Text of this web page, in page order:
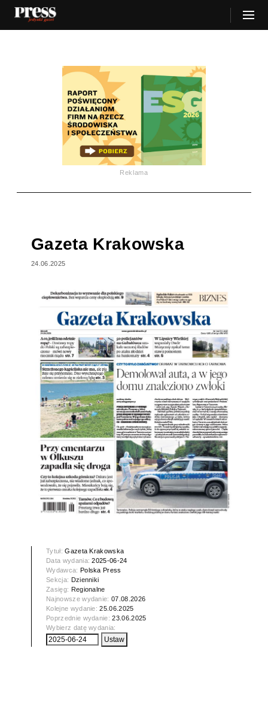
Reklama
Gazeta Krakowska
24.06.2025
Tytuł:Gazeta Krakowska
Data wydania:2025-06-24
Wydawca: Polska Press
Sekcja: Dzienniki
Zasięg: Regionalne
Najnowsze wydanie:07.08.2026
Kolejne wydanie:25.06.2025
Poprzednie wydanie:23.06.2025
Wybierz datę wydania: